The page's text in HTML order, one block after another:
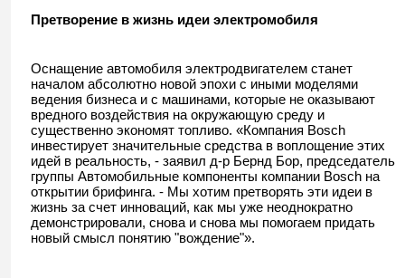
Претворение в жизнь идеи электромобиля
Оснащение автомобиля электродвигателем станет
началом абсолютно новой эпохи с иными моделями
ведения бизнеса и с машинами, которые не оказывают
вредного воздействия на окружающую среду и
существенно экономят топливо. «Компания Bosch
инвестирует значительные средства в воплощение этих
идей в реальность, - заявил д-р Бернд Бор, председатель
группы Автомобильные компоненты компании Bosch на
открытии брифинга. - Мы хотим претворять эти идеи в
жизнь за счет инноваций, как мы уже неоднократно
демонстрировали, снова и снова мы помогаем придать
новый смысл понятию "вождение"».